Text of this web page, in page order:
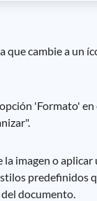
que cambie a un
'Formato'
imagen o aplicar
predefinidos
documento.